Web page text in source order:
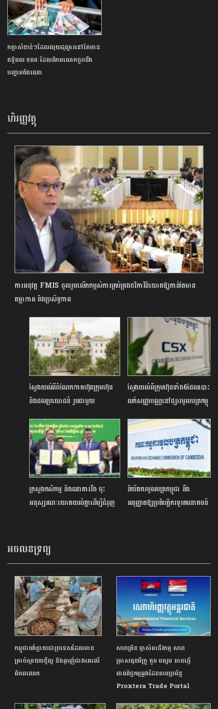
កត្តាសំខាន់ៗដែលលុយដុល្លារនៅតែមាន
ឥទ្ធិពល ខណៈដែលពិភពលោកជួបនឹង
បញ្ហាអតិផរណា
ហិរញ្ញវត្ថុ
ការអនុវត្ត FMIS ចូលរួមលើកកម្ពស់ការគ្រប់គ្រងថវិកាវិនិយោគឱ្យកាន់តែមាន
តម្លាភាព និងប្រសិទ្ធភាព
ស្វែងយល់ពីចំណែកភាគហ៊ុនក្រុមហ៊ុន
និងផលប្រយោជន៍ រួមជាមួយ
ស្វែងយល់ពីក្រុមហ៊ុនទាំង6ដែលបោះ
លក់សញ្ញាបណ្ណនៅផ្សារមូលបត្រកម្ពុ
ក្រសួងកសិកម្ម និងធនាគារវីង ចុះ
អនុស្សរណៈយោគយល់គ្នាដើម្បីជំរុញ
និយ័តករ​មូល​បត្រកម្ពុជា​ នឹង
អនុញ្ញាតឱ្យ​​ប្រតិបត្តិករ​ទូរគមនាគមន៍​
អចលនទ្រព្យ
កម្ពុជាចង់ក្លាយជាប្រទេសដែលមាន
គ្រាប់ស្វាយចន្ទីល្អ និងឆ្ងាញ់ជាងគេលើ
ពិភពលោក
សហគ្រិន ម្ចាស់អាជីវកម្ម សហ
គ្រាសធុនមីក្រូ តូច មធ្យម អាចធ្វើ
ពាណិជ្ជកម្មឆ្លងដែនតាមប្រព័ន្ធ
Proxtera Trade Portal